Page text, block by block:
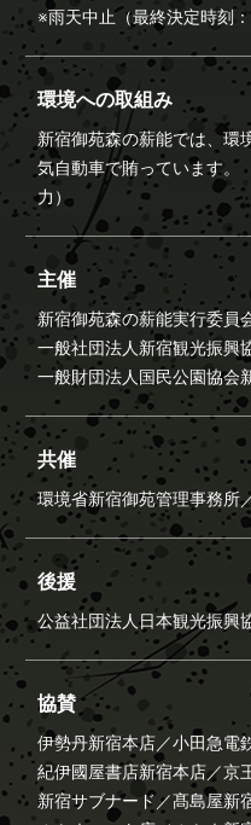
※雨天中止（最終決定時刻：
環境への取組み
新宿御苑森の薪能では、環
気自動車で賄っています。
力）
主催
新宿御苑森の薪能実行委員
一般社団法人新宿観光振興
一般財団法人国民公園協会
共催
環境省新宿御苑管理事務所
後援
公益社団法人日本観光振興
協賛
伊勢丹新宿本店／小田急電
紀伊國屋書店新宿本店／京
新宿サブナード／髙島屋新